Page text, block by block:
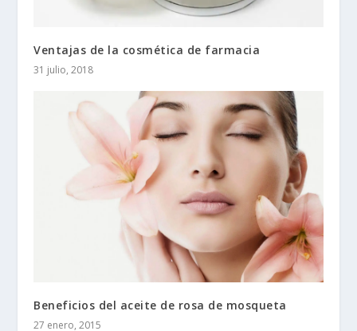
Ventajas de la cosmética de farmacia
31 julio, 2018
Beneficios del aceite de rosa de mosqueta
27 enero, 2015